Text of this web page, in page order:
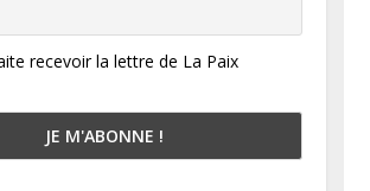
recevoir la lettre de La Paix